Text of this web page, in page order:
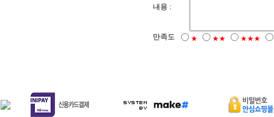
내용 :
만족도 ★ ★★ ★★★